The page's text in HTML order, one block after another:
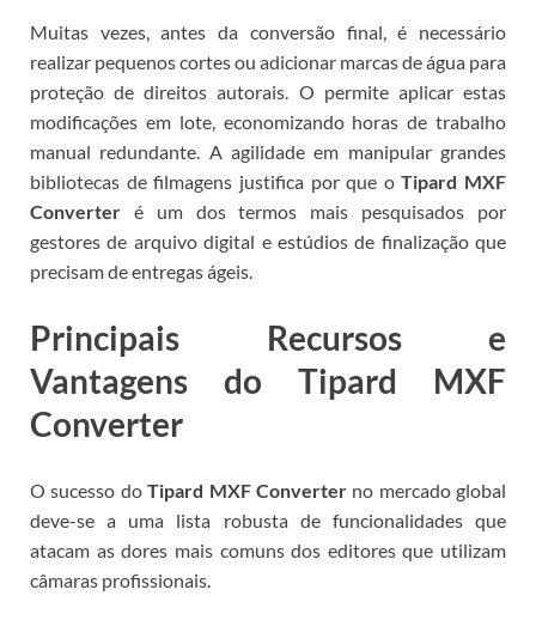
Muitas vezes, antes da conversão final, é necessário
realizar pequenos cortes ou adicionar marcas de água para
proteção de direitos autorais. O permite aplicar estas
modificações em lote, economizando horas de trabalho
manual redundante. A agilidade em manipular grandes
bibliotecas de filmagens justifica por que oTipard MXF
Converter é um dos termos mais pesquisados por
gestores de arquivo digital e estúdios de finalização que
precisam de entregas ágeis.
Principais Recursos e
Vantagens do Tipard MXF
Converter
O sucesso doTipard MXF Converterno mercado global
deve-se a uma lista robusta de funcionalidades que
atacam as dores mais comuns dos editores que utilizam
câmaras profissionais.